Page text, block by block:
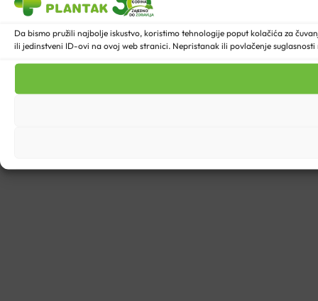
Da bismo pružili najbolje iskustvo, koristimo tehnologije poput kolačića za
ili jedinstveni ID-ovi na ovoj web stranici. Nepristanak ili povlačenje